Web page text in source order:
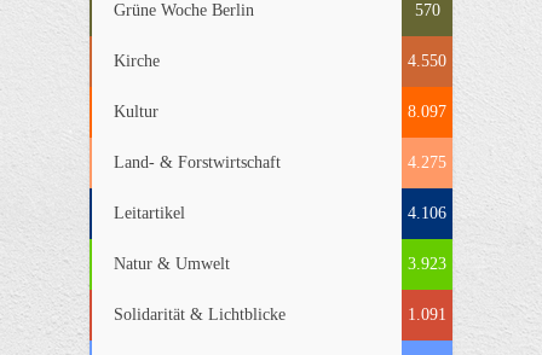
Grüne Woche Berlin 570
Kirche 4.550
Kultur 8.097
Land- & Forstwirtschaft 4.275
Leitartikel 4.106
Natur & Umwelt 3.923
Solidarität & Lichtblicke 1.091